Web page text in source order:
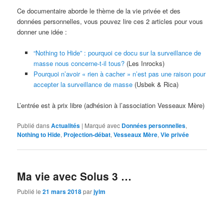
Ce documentaire aborde le thème de la vie privée et des
données personnelles, vous pouvez lire ces 2 articles pour vous
donner une idée :
“Nothing to Hide” : pourquoi ce docu sur la surveillance de
masse nous concerne-t-il tous?(Les Inrocks)
Pourquoi n’avoir « rien à cacher » n’est pas une raison pour
accepter la surveillance de masse(Usbek & Rica)
L’entrée est à prix libre (adhésion à l’association Vesseaux Mère)
Publié dansActualités | Marqué avec Données personnelles,
Nothing to Hide, Projection-débat,Vesseaux Mère,Vie privée
Ma vie avec Solus 3 …
Publié le21 mars 2018parjylm